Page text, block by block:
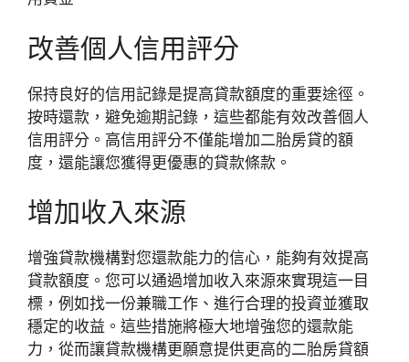
改善個人信用評分
保持良好的信用記錄是提高貸款額度的重要途徑。
按時還款，避免逾期記錄，這些都能有效改善個人
信用評分。高信用評分不僅能增加二胎房貸的額
度，還能讓您獲得更優惠的貸款條款。
增加收入來源
增強貸款機構對您還款能力的信心，能夠有效提高
貸款額度。您可以通過增加收入來源來實現這一目
標，例如找一份兼職工作、進行合理的投資並獲取
穩定的收益。這些措施將極大地增強您的還款能
力，從而讓貸款機構更願意提供更高的二胎房貸額